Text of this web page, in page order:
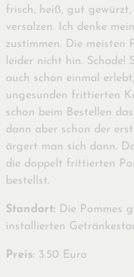
frisch, heiß, gut
versalzen. Ich denke
zustimmen. Die meisten
leider nicht hin. Schade!
auch schon einmal
ungesunden frittierten
schon beim Bestellen
dann aber schon der
ärgert man sich dann.
die doppelt frittierten
bestellst.
Standort: Die Pommes
installierten
Preis: 3.50 Euro